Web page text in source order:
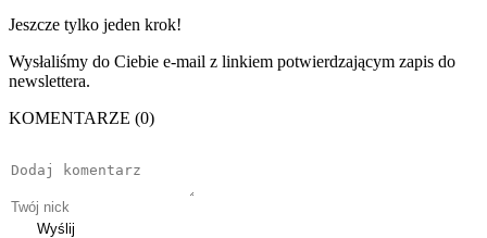
Jeszcze tylko jeden krok!
Wysłaliśmy do Ciebie e-mail z linkiem potwierdzającym zapis do
newslettera.
KOMENTARZE (0)
Wyślij